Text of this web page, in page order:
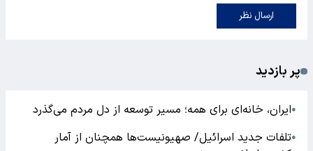
ارسال نظر
پر بازدید
●ایران، خانه‌ای برای همه؛ مسیر توسعه از دل مردم می‌گذرد
●تلفات جدید اسرائیل/ صهیونیست‌ها همچنان از آمار